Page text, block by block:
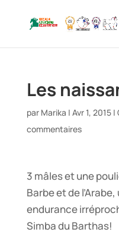
Les
par Marika | Avr 1, 2015|
commentaires
3 mâles et une
Barbe et de
endurance
Simba du Barthas!